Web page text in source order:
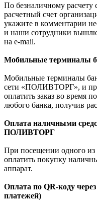
По безналичному расчету
расчетный счет
укажите в комментарии
и наши сотрудники
на e-mail.
Мобильные терминалы
Мобильные терминалы
сети «ПОЛИВТОРГ», и
оплатить заказ во время
любого банка, получив
Оплата наличными
ПОЛИВТОРГ
При посещении одного
оплатить покупку
аппарат.
Оплата по QR-коду
платежей)